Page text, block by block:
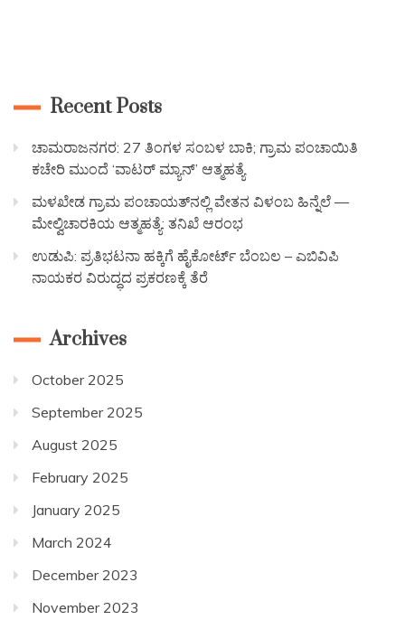
Recent Posts
ಚಾಮರಾಜನಗರ: 27 ತಿಂಗಳ ಸಂಬಳ ಬಾಕಿ; ಗ್ರಾಮ ಪಂಚಾಯಿತಿ
ಕಚೇರಿ ಮುಂದೆ ‘ವಾಟರ್ ಮ್ಯಾನ್’ ಆತ್ಮಹತ್ಯೆ
ಮಳಖೇಡ ಗ್ರಾಮ ಪಂಚಾಯತ್‌ನಲ್ಲಿ ವೇತನ ವಿಳಂಬ ಹಿನ್ನೆಲೆ —
ಮೇಲ್ವಿಚಾರಕಿಯ ಆತ್ಮಹತ್ಯೆ: ತನಿಖೆ ಆರಂಭ
ಉಡುಪಿ: ಪ್ರತಿಭಟನಾ ಹಕ್ಕಿಗೆ ಹೈಕೋರ್ಟ್ ಬೆಂಬಲ – ಎಬಿವಿಪಿ
ನಾಯಕರ ವಿರುದ್ಧದ ಪ್ರಕರಣಕ್ಕೆ ತೆರೆ
Archives
October 2025
September 2025
August 2025
February 2025
January 2025
March 2024
December 2023
November 2023